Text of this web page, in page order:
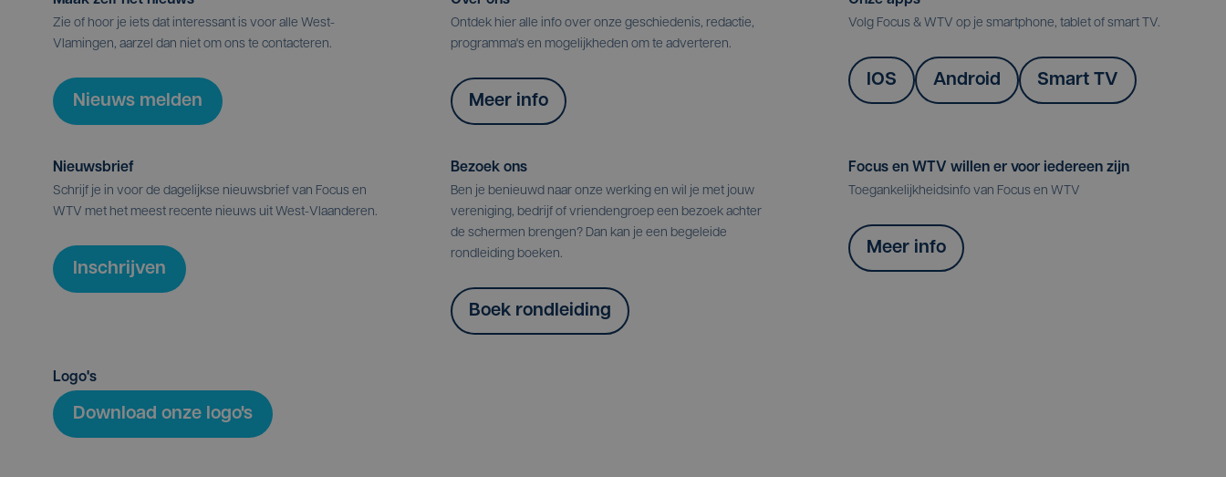
Zie of hoor je iets dat interessant is voor alle West-
Vlamingen, aarzel dan niet om ons te contacteren.
Nieuws melden
Ontdek hier alle info over onze geschiedenis, redactie,
programma's en mogelijkheden om te adverteren.
Meer info
Volg Focus & WTV op je smartphone, tablet of smart TV.
IOS Android Smart TV
Nieuwsbrief
Schrijf je in voor de dagelijkse nieuwsbrief van Focus en
WTV met het meest recente nieuws uit West-Vlaanderen.
Inschrijven
Bezoek ons
Ben je benieuwd naar onze werking en wil je met jouw
vereniging, bedrijf of vriendengroep een bezoek achter
de schermen brengen? Dan kan je een begeleide
rondleiding boeken.
Boek rondleiding
Focus en WTV willen er voor iedereen zijn
Toegankelijkheidsinfo van Focus en WTV
Meer info
Logo's
Download onze logo's